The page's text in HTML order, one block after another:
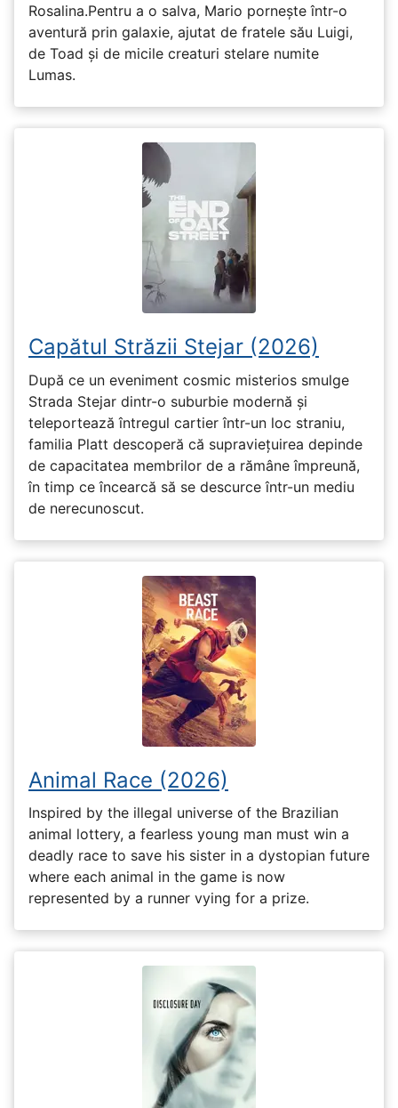
Rosalina.Pentru a o salva, Mario pornește într-o
aventură prin galaxie, ajutat de fratele său Luigi,
de Toad și de micile creaturi stelare numite
Lumas.
Capătul Străzii Stejar (2026)
După ce un eveniment cosmic misterios smulge
Strada Stejar dintr-o suburbie modernă și
teleportează întregul cartier într-un loc straniu,
familia Platt descoperă că supraviețuirea depinde
de capacitatea membrilor de a rămâne împreună,
în timp ce încearcă să se descurce într-un mediu
de nerecunoscut.
Animal Race (2026)
Inspired by the illegal universe of the Brazilian
animal lottery, a fearless young man must win a
deadly race to save his sister in a dystopian future
where each animal in the game is now
represented by a runner vying for a prize.